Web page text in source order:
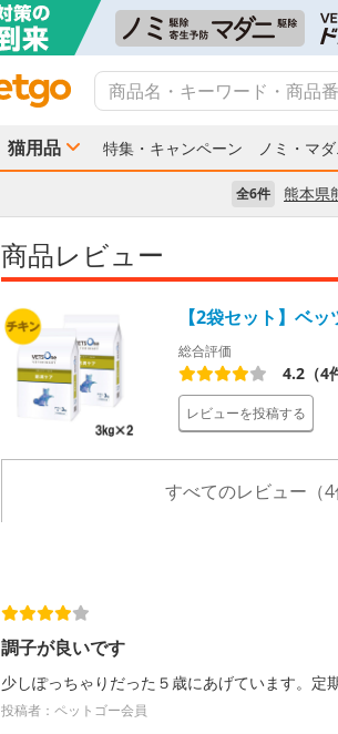
猫用品 特集・キャンペーン ノミ・マ
全6件 熊本県
商品レビュー
【2袋セット】ベ
総合評価
4.2（4
レビューを投稿する
すべてのレビュー（4
調子が良いです
少しぽっちゃりだった５歳にあげています。
投稿者：ペットゴー会員